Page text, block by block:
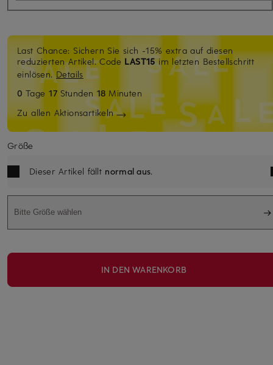
Last Chance: Sichern Sie sich -15% extra auf diesen
reduzierten Artikel. Code LAST15im letzten Bestellschritt
einlösen.Details
0 Tage17 Stunden 18 Minuten
Zu allen Aktionsartikeln
Größe
Dieser Artikel fällt normal aus.
Bitte Größe wählen
IN DEN WARENKORB